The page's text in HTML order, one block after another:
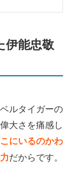
伊能忠敬
ルタイガーの
大さを痛感し
にいるのかわ
だからです。